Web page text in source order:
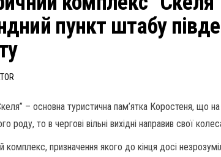
пункт штабу
– основна туристична пам’ятка Коростеня, що
роду, то в чергові вільні вихідні направив свої
комплекс, призначення якого до кінця досі